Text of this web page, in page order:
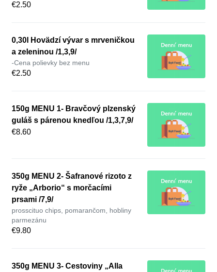
€2.50
0,30l Hovädzí vývar s mrveničkou
a zeleninou /1,3,9/
-Cena polievky bez menu
€2.50
150g MENU 1- Bravčový plzenský
guláš s párenou knedľou /1,3,7,9/
€8.60
350g MENU 2- Šafranové rizoto z
ryže „Arborio“ s morčacími
prsami /7,9/
prosscituo chips, pomarančom, hobliny
parmezánu
€9.80
350g MENU 3- Cestoviny „Alla